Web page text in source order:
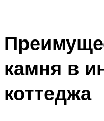
камня в
коттеджа